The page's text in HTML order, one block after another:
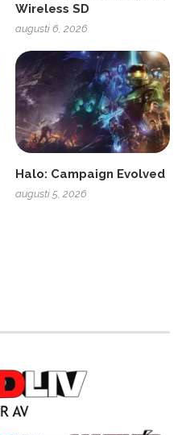
Wireless SD
augusti 6, 2026
Halo: Campaign Evolved
augusti 5, 2026